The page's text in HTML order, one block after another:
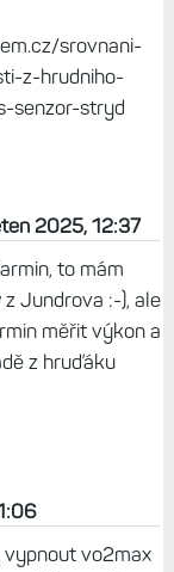
srovnani-
z-hrudniho-
senzor-stryd
2025, 12:37
to mám
Jundrova :-), ale
měřit výkon a
z hruďáku
vypnout vo2max